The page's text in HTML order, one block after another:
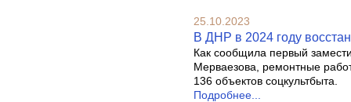
25.10.2023
В ДНР в 2024 году
Как сообщила первый
Мерваезова, ремонтные
136 объектов соцкультбыта.
Подробнее...